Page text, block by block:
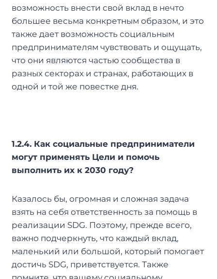
возможность внести свой вклад в нечто
большее весьма конкретным образом, и это
также дает возможность социальным
предпринимателям чувствовать и ощущать,
что они являются частью сообщества в
разных секторах и странах, работающих в
одной и той же повестке дня.
1.2.4. Как социальные предприниматели
могут применять Цели и помочь
выполнить их к 2030 году?
Казалось бы, огромная и сложная задача
взять на себя ответственность за помощь в
реализации SDG. Поэтому, прежде всего,
важно подчеркнуть, что каждый вклад,
маленький или большой, который помогает
достичь SDG, приветствуется. Также